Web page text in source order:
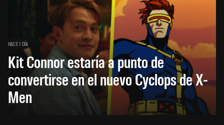
HACE 1 DÍA
Kit Connor estaría a punto de
convertirse en el nuevo Cyclops de X-
Men